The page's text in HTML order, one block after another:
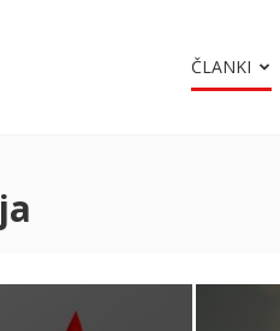
ČLANKI